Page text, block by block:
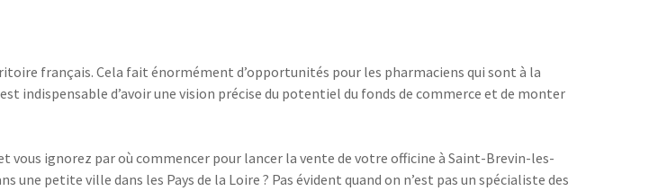
français. Cela fait énormément d’opportunités pour les pharmaciens qui sont à la
indispensable d’avoir une vision précise du potentiel du fonds de commerce et de monter
vous ignorez par où commencer pour lancer la vente de votre officine à Saint-Brevin-les-
une petite ville dans les Pays de la Loire ? Pas évident quand on n’est pas un spécialiste des